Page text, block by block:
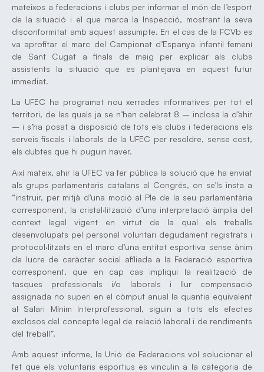
mateixos a federacions i clubs per informar el món de l’esport
de la situació i el que marca la Inspecció, mostrant la seva
disconformitat amb aquest assumpte. En el cas de la FCVb es
va aprofitar el marc del Campionat d’Espanya infantil femení
de Sant Cugat a finals de maig per explicar als clubs
assistents la situació que es plantejava en aquest futur
immediat.
La UFEC ha programat nou xerrades informatives per tot el
territori, de les quals ja se n’han celebrat 8 – inclosa la d’ahir
– i s’ha posat a disposició de tots els clubs i federacions els
serveis fiscals i laborals de la UFEC per resoldre, sense cost,
els dubtes que hi puguin haver.
Així mateix, ahir la UFEC va fer pública la solució que ha enviat
als grups parlamentaris catalans al Congrés, on se’ls insta a
“instruir, per mitjà d’una moció al Ple de la seu parlamentària
corresponent, la cristal·lització d’una interpretació àmplia del
context legal vigent en virtut de la qual els treballs
desenvolupats pel personal voluntari degudament registrats i
protocol·litzats en el marc d’una entitat esportiva sense ànim
de lucre de caràcter social afiliada a la Federació esportiva
corresponent, que en cap cas impliqui la realització de
tasques professionals i/o laborals i llur compensació
assignada no superi en el còmput anual la quantia equivalent
al Salari Mínim Interprofessional, siguin a tots els efectes
exclosos del concepte legal de relació laboral i de rendiments
del treball”.
Amb aquest informe, la Unió de Federacions vol solucionar el
fet que els voluntaris esportius es vinculin a la categoria de